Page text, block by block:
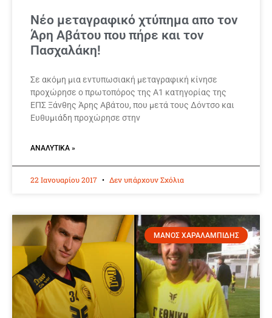
Νέο μεταγραφικό χτύπημα απο τον
Άρη Αβάτου που πήρε και τον
Πασχαλάκη!
Σε ακόμη μια εντυπωσιακή μεταγραφική κίνησε
προχώρησε ο πρωτοπόρος της Α1 κατηγορίας της
ΕΠΣ Ξάνθης Άρης Αβάτου, που μετά τους Δόντσο και
Ευθυμιάδη προχώρησε στην
ΑΝΑΛΥΤΙΚΆ »
22 Ιανουαρίου 2017 Δεν υπάρχουν Σχόλια
ΜΑΝΟΣ ΧΑΡΑΛΑΜΠΙΔΗΣ